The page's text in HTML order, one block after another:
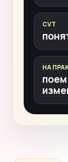
CVT
НА